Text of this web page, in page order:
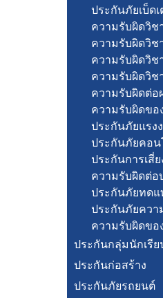
ประกันภัยเบ็ด
ความรับผิดวิช
ความรับผิดวิช
ความรับผิดวิช
ความรับผิดวิ
ความรับผิดต่
ความรับผิดขอ
ประกันภัยแรง
ประกันภัยคอน
ประกันการเสี่
ความรับผิดต่
ประกันภัยทดแ
ประกันภัยควา
ความรับผิดขอ
ประกันกลุ่มนักเรีย
ประกันก่อสร้าง
ประกันภัยรถยนต์